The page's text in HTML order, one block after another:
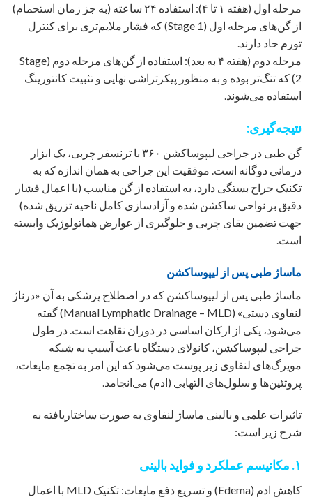
مرحله اول (هفته ۱ تا ۴): استفاده ۲۴ ساعته (به جز زمان استحمام)
از گن‌های مرحله اول (Stage 1) که فشار ملایم‌تری برای کنترل
تورم حاد دارند.
مرحله دوم (هفته ۴ به بعد): استفاده از گن‌های مرحله دوم (Stage
2) که تنگ‌تر بوده و به منظور پیکرتراشی نهایی و تثبیت کانتورینگ
استفاده می‌شوند.
نتیجه‌گیری:
گن طبی در جراحی لیپوساکشن ۳۶۰ با ترنسفر چربی، یک ابزار
درمانی دوگانه است. موفقیت این جراحی به همان اندازه که به
تکنیک جراح بستگی دارد، به استفاده از گن مناسب (با اعمال فشار
دقیق بر نواحی ساکشن شده و آزادسازی کامل ناحیه تزریق شده)
جهت تضمین بقای چربی و جلوگیری از عوارض هماتولوژیک وابسته
است.
ماساژ طبی پس از لیپوساکشن
ماساژ طبی پس از لیپوساکشن که در اصطلاح پزشکی به آن «درناژ
لنفاوی دستی» (Manual Lymphatic Drainage – MLD) گفته
می‌شود، یکی از ارکان اساسی در دوران نقاهت است. در طول
جراحی لیپوساکشن، کانولای دستگاه باعث آسیب به شبکه
مویرگ‌های لنفاوی زیر پوست می‌شود که این امر به تجمع مایعات،
پروتئین‌ها و سلول‌های التهابی (ادم) می‌انجامد.
تاثیرات علمی و بالینی ماساژ لنفاوی به صورت ساختاریافته به
شرح زیر است:
۱. مکانیسم عملکرد و فواید بالینی
کاهش ادم (Edema) و تسریع دفع مایعات: تکنیک MLD با اعمال